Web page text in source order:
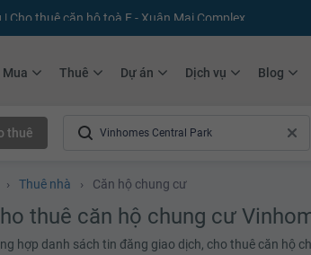
hàng tháng +10.000Thành viên Youhomers
Mua Thuê Dự án Dịch vụ Blog
thuê
› Thuê nhà › Căn hộ chung cư
thuê căn hộ chung cư
hợp danh sách tin đăng giao dịch, cho thuê căn hộ